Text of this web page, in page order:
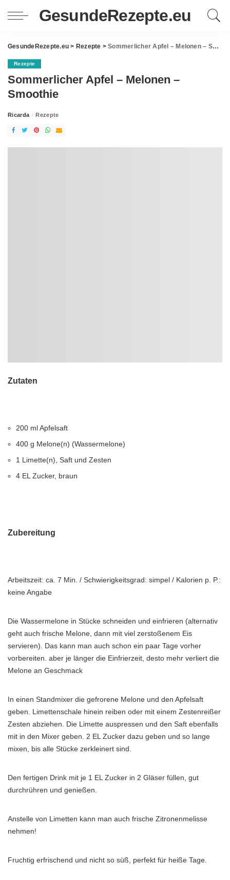
GesundeRezepte.eu
GesundeRezepte.eu > Rezepte >Sommerlicher Apfel – Melonen – Smoothie
Rezepte
Sommerlicher Apfel – Melonen –
Smoothie
Posted
Ricarda Rezepte
Zutaten
200 ml Apfelsaft
400 g Melone(n) (Wassermelone)
1 Limette(n), Saft und Zesten
4 EL Zucker, braun
Zubereitung
Arbeitszeit: ca. 7 Min. / Schwierigkeitsgrad: simpel / Kalorien p. P.:
keine Angabe
Die Wassermelone in Stücke schneiden und einfrieren (alternativ
geht auch frische Melone, dann mit viel zerstoßenem Eis
servieren). Das kann man auch schon ein paar Tage vorher
vorbereiten. aber je länger die Einfrierzeit, desto mehr verliert die
Melone an Geschmack
In einen Standmixer die gefrorene Melone und den Apfelsaft
geben. Limettenschale hinein reiben oder mit einem Zestenreißer
Zesten abziehen. Die Limette auspressen und den Saft ebenfalls
mit in den Mixer geben. 2 EL Zucker dazu geben und so lange
mixen, bis alle Stücke zerkleinert sind.
Den fertigen Drink mit je 1 EL Zucker in 2 Gläser füllen, gut
durchrühren und genießen.
Anstelle von Limetten kann man auch frische Zitronenmelisse
nehmen!
Fruchtig erfrischend und nicht so süß, perfekt für heiße Tage.